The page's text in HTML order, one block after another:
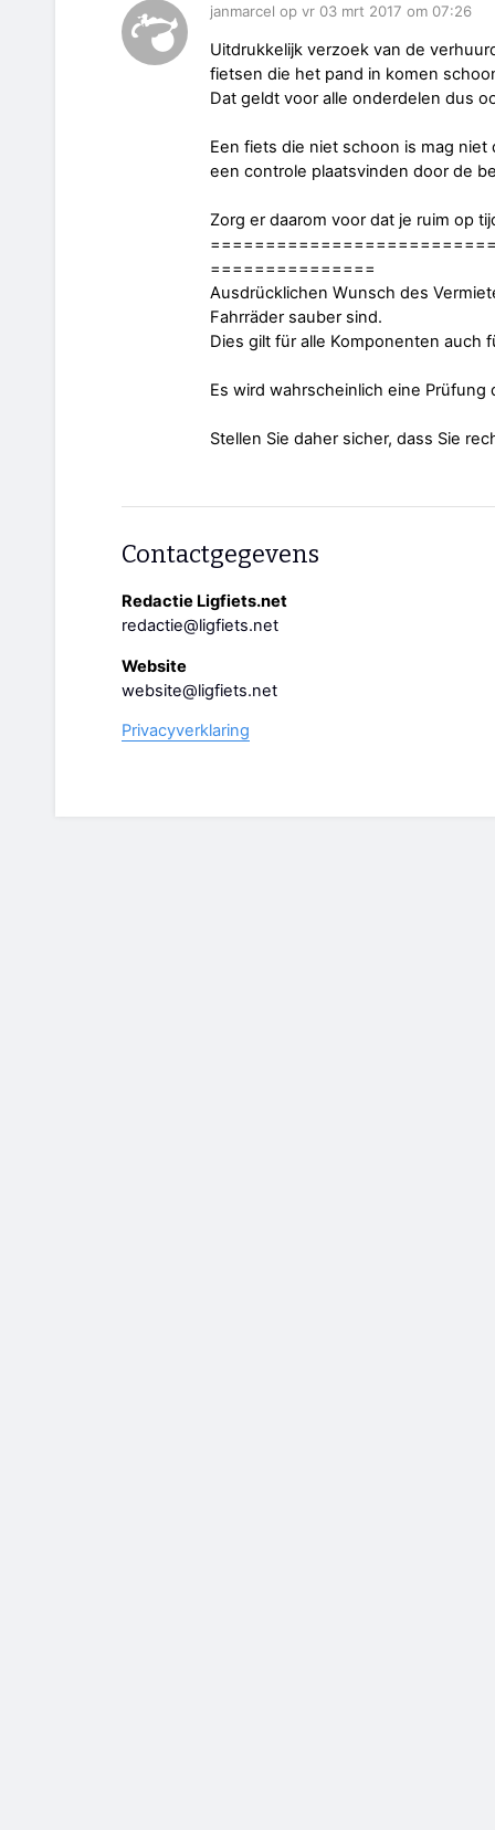
janmarcel op vr 03 mrt 2017 om 07:26
Uitdrukkelijk verzoek van de
fietsen die het pand in komen
Dat geldt voor alle onderdelen dus
Een fiets die niet schoon is mag niet
een controle plaatsvinden door de
Zorg er daarom voor dat je ruim op
===============
Ausdrücklichen Wunsch des
Fahrräder sauber sind.
Dies gilt für alle Komponenten auch
Es wird wahrscheinlich eine
Stellen Sie daher sicher, dass Sie
Contactgegevens
Redactie Ligfiets.net
redactie@ligfiets.net
Website
website@ligfiets.net
Privacyverklaring